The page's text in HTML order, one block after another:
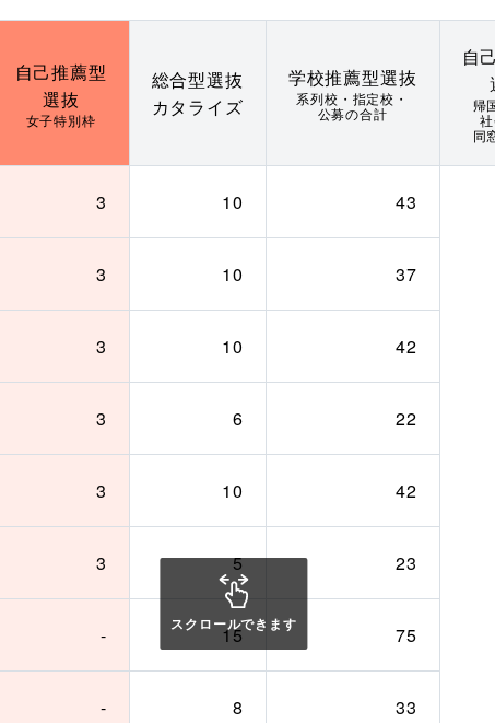
自己推薦型
選抜
女子特別枠
総合型選抜
カタライズ
学校推薦型選抜
系列校・指定校・
公募の合計
自
帰
社
同
3 10 43
3 10 37
3 10 42
3 6 22
3 10 42
3 5 23
- 15 75
- 8 33
スクロールできます